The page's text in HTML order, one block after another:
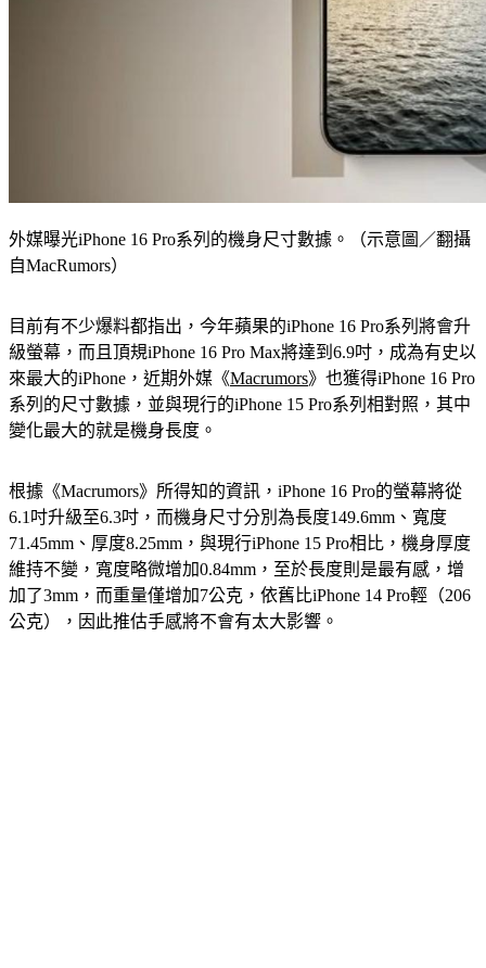
外媒曝光iPhone 16 Pro系列的機身尺寸數據。（示意圖／翻攝
自MacRumors）
目前有不少爆料都指出，今年蘋果的iPhone 16 Pro系列將會升
級螢幕，而且頂規iPhone 16 Pro Max將達到6.9吋，成為有史以
來最大的iPhone，近期外媒《Macrumors》也獲得iPhone 16 Pro
系列的尺寸數據，並與現行的iPhone 15 Pro系列相對照，其中
變化最大的就是機身長度。
根據《Macrumors》所得知的資訊，iPhone 16 Pro的螢幕將從
6.1吋升級至6.3吋，而機身尺寸分別為長度149.6mm、寬度
71.45mm、厚度8.25mm，與現行iPhone 15 Pro相比，機身厚度
維持不變，寬度略微增加0.84mm，至於長度則是最有感，增
加了3mm，而重量僅增加7公克，依舊比iPhone 14 Pro輕（206
公克），因此推估手感將不會有太大影響。